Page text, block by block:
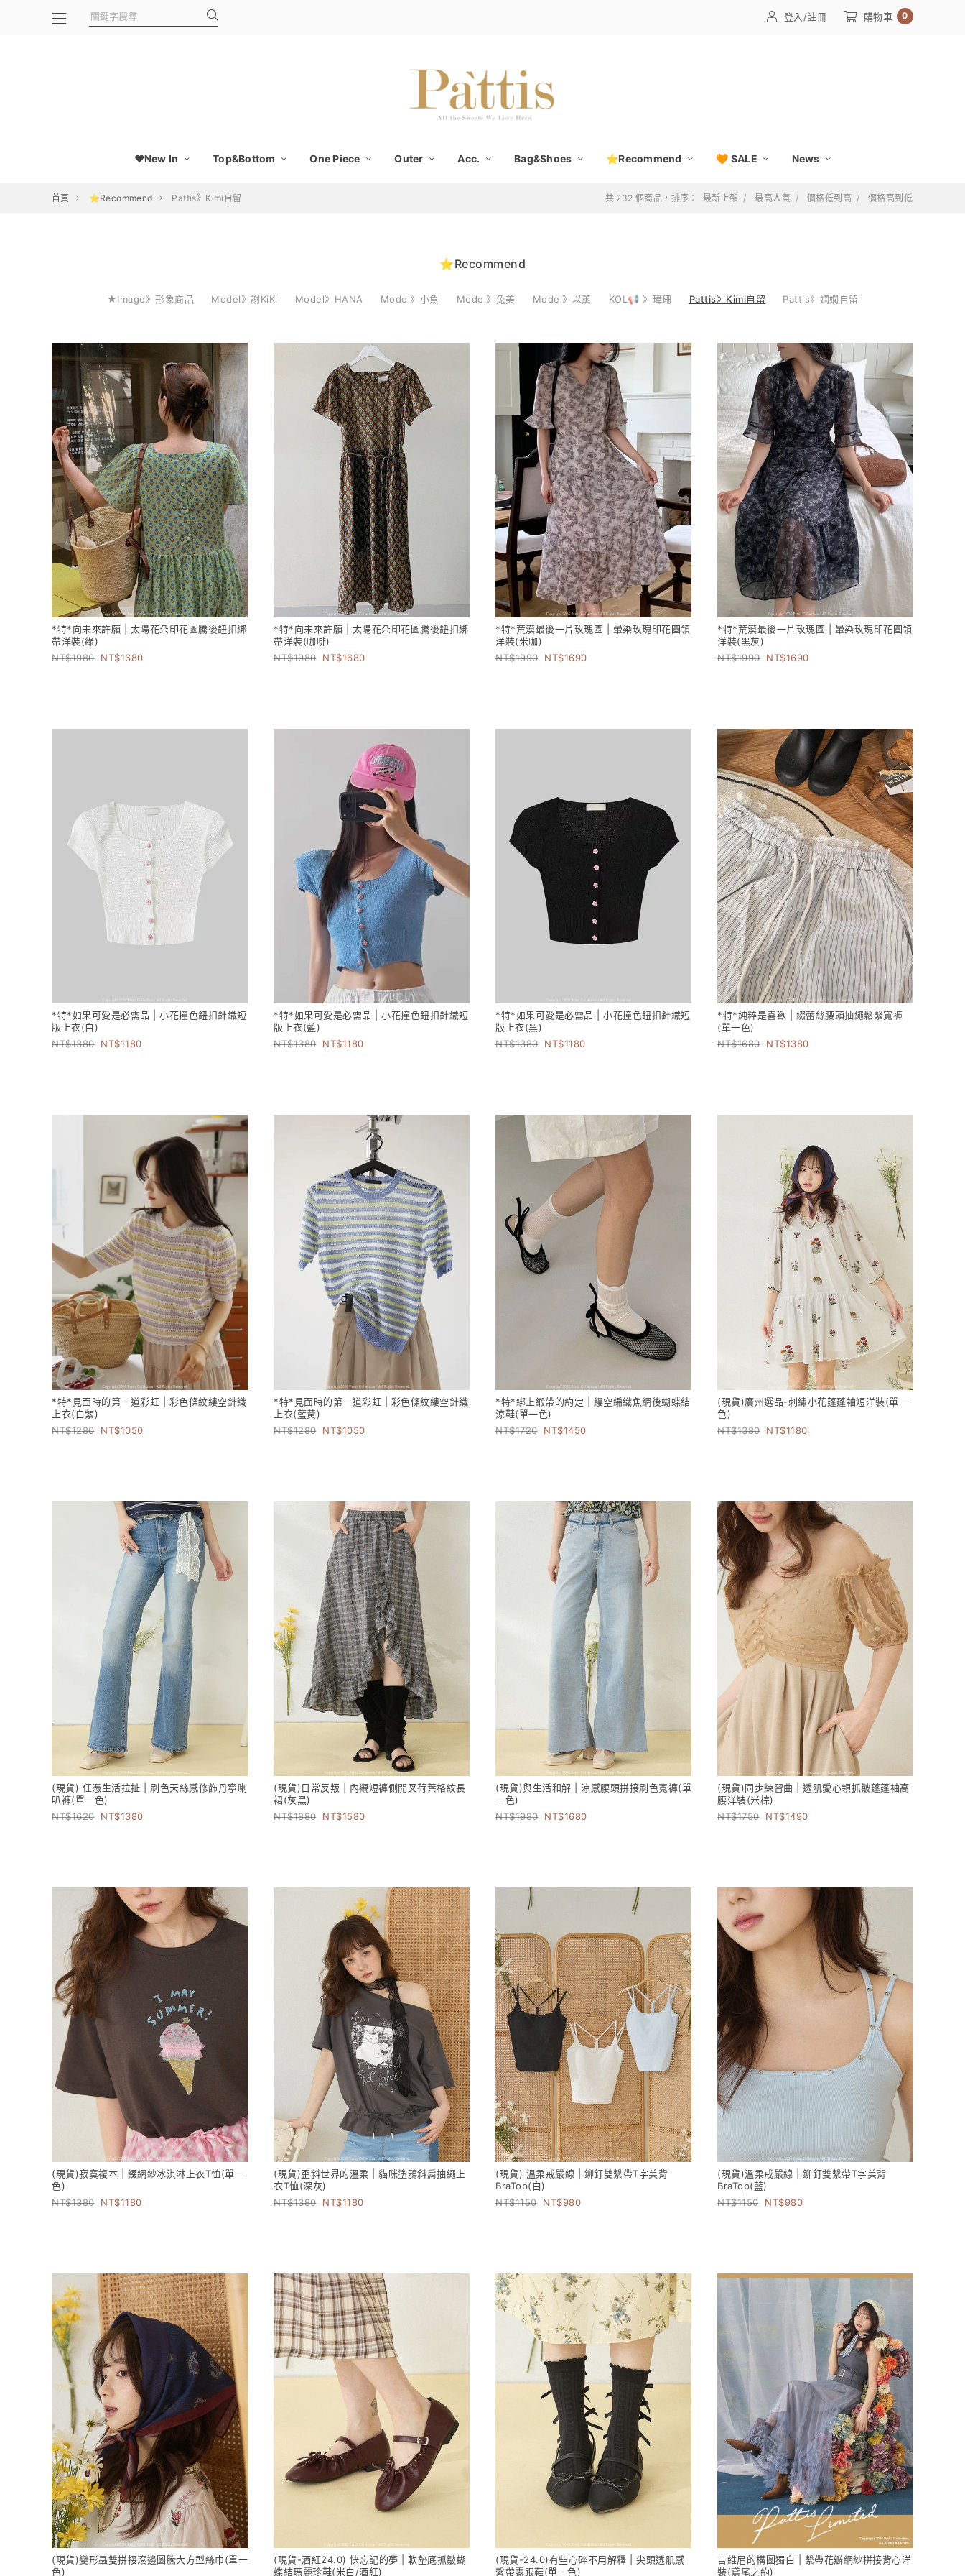
登入/註冊 購物車 0
❤️New In Top&Bottom One Piece Outer Acc. Bag&Shoes ⭐Recommend 🧡 SALE News
首頁 ⭐Recommend Pattis》Kimi自留 共 232 個商品，排序： 最新上架 最高人氣 價格低到高 價格高到低
⭐Recommend
★Image》形象商品 Model》謝KiKi Model》HANA Model》小魚 Model》兔美 Model》以薰 KOL📢 》瑋珊 Pattis》Kimi自留 Pattis》嫻嫻自留
*特*向未來許願 | 太陽花朵印花圖騰後鈕扣綁
帶洋裝(綠)
1980
1680
*特*向未來許願 | 太陽花朵印花圖騰後鈕扣綁
帶洋裝(咖啡)
1980
1680
*特*荒漠最後一片玫瑰園 | 暈染玫瑰印花圓領
洋裝(米咖)
1990
1690
*特*荒漠最後一片玫瑰園 | 暈染玫瑰印花圓領
洋裝(黑灰)
1990
1690
*特*如果可愛是必需品 | 小花撞色鈕扣針織短
版上衣(白)
1380
1180
*特*如果可愛是必需品 | 小花撞色鈕扣針織短
版上衣(藍)
1380
1180
*特*如果可愛是必需品 | 小花撞色鈕扣針織短
版上衣(黑)
1380
1180
*特*純粹是喜歡 | 綴蕾絲腰頭抽繩鬆緊寬褲
(單一色)
1680
1380
*特*見面時的第一道彩虹 | 彩色條紋縷空針織
上衣(白紫)
1280
1050
*特*見面時的第一道彩虹 | 彩色條紋縷空針織
上衣(藍黃)
1280
1050
*特*綁上緞帶的約定 | 縷空編織魚網後蝴蝶結
涼鞋(單一色)
1720
1450
(現貨)廣州選品-刺繡小花蓬蓬袖短洋裝(單一
色)
1380
1180
(現貨) 任憑生活拉扯 | 刷色天絲感修飾丹寧喇
叭褲(單一色)
1620
1380
(現貨)日常反叛 | 內襯短褲側開叉荷葉格紋長
裙(灰黑)
1880
1580
(現貨)與生活和解 | 涼感腰頭拼接刷色寬褲(單
一色)
1980
1680
(現貨)同步練習曲 | 透肌愛心領抓皺蓬蓬袖高
腰洋裝(米棕)
1750
1490
(現貨)寂寞複本 | 綴網紗冰淇淋上衣T恤(單一
色)
1380
1180
(現貨)歪斜世界的溫柔 | 貓咪塗鴉斜肩抽繩上
衣T恤(深灰)
1380
1180
(現貨) 溫柔戒嚴線 | 鉚釘雙繫帶T字美背
BraTop(白)
1150
980
(現貨)溫柔戒嚴線 | 鉚釘雙繫帶T字美背
BraTop(藍)
1150
980
(現貨)變形蟲雙拼接滾邊圖騰大方型絲巾(單一
色)
(現貨-酒紅24.0) 快忘記的夢 | 軟墊底抓皺蝴
蝶結瑪麗珍鞋(米白/酒紅)
(現貨-24.0)有些心碎不用解釋 | 尖頭透肌感
繫帶露跟鞋(單一色)
吉維尼的構圖獨白 | 繫帶花瓣網紗拼接背心洋
裝(鳶尾之約)